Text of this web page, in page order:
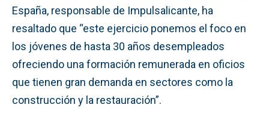
España, responsable de Impulsalicante, ha
resaltado que “este ejercicio ponemos el foco en
los jóvenes de hasta 30 años desempleados
ofreciendo una formación remunerada en oficios
que tienen gran demanda en sectores como la
construcción y la restauración”.